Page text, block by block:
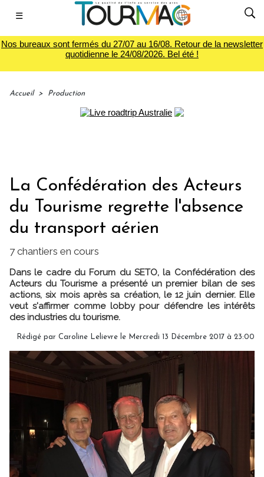
☰
Nos bureaux sont fermés du 27/07 au 16/08. Retour de la newsletter
quotidienne le 24/08/2026. Bel été !
Accueil > Production
La Confédération des Acteurs
du Tourisme regrette l'absence
du transport aérien
7 chantiers en cours
Dans le cadre du Forum du SETO, la Confédération des
Acteurs du Tourisme a présenté un premier bilan de ses
actions, six mois après sa création, le 12 juin dernier. Elle
veut s'affirmer comme lobby pour défendre les intérêts
des industries du tourisme.
Rédigé par Caroline Lelievre le Mercredi 13 Décembre 2017 à 23:00